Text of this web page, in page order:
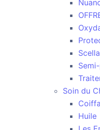
Soin du
Huile